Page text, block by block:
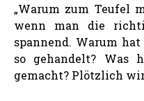
„Warum zum Teufel
wenn man die
spannend. Warum
so gehandelt? Was
gemacht? Plötzlich